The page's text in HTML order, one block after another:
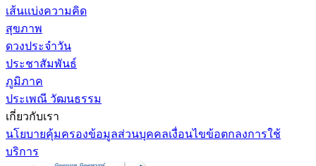
เส้นแบ่งความคิด
สุขภาพ
ดวงประจำวัน
ประชาสัมพันธ์
ภูมิภาค
ประเพณี วัฒนธรรม
เกี่ยวกับเรา
นโยบายคุ้มครองข้อมูลส่วนบุคคลเงื่อนไขข้อตกลงการใช้
บริการ